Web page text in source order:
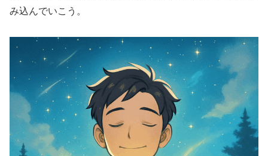
み込んでいこう。